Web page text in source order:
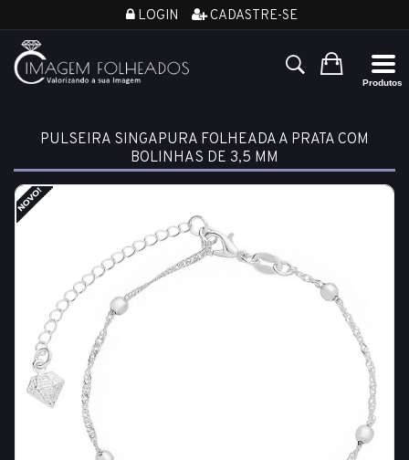
LOGIN CADASTRE-SE
PULSEIRA SINGAPURA FOLHEADA A PRATA COM
BOLINHAS DE 3,5 MM